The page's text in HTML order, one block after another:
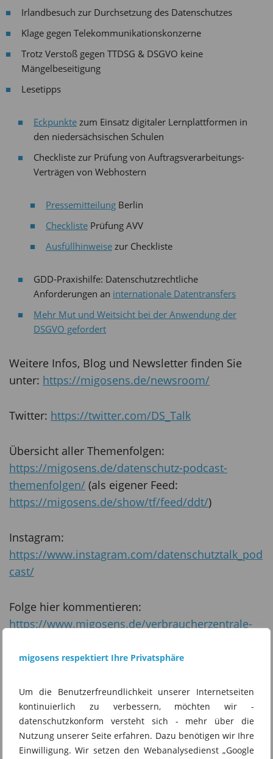
migosens respektiert Ihre Privatsphäre
Um die Benutzerfreundlichkeit unserer Internetseiten
kontinuierlich zu verbessern, möchten wir -
datenschutzkonform versteht sich - mehr über die
Nutzung unserer Seite erfahren. Dazu benötigen wir Ihre
Einwilligung. Wir setzen den Webanalysedienst „Google
Irlandbesuch zur Durchsetzung des Datenschutzes
Klage gegen Telekommunikationskonzerne
Trotz Verstoß gegen TTDSG & DSGVO keine
Mängelbeseitigung
Lesetipps
Eckpunkte zum Einsatz digitaler Lernplattformen in
den niedersächsischen Schulen
Checkliste zur Prüfung von Auftragsverarbeitungs-
Verträgen von Webhostern
Pressemitteilung Berlin
Checkliste Prüfung AVV
Ausfüllhinweise zur Checkliste
GDD-Praxishilfe: Datenschutzrechtliche
Anforderungen an internationale Datentransfers
Mehr Mut und Weitsicht bei der Anwendung der
DSGVO gefordert
Weitere Infos, Blog und Newsletter finden Sie
unter: https://migosens.de/newsroom/
Twitter: https://twitter.com/DS_Talk
Übersicht aller Themenfolgen:
https://migosens.de/datenschutz-podcast-
themenfolgen/ (als eigener Feed:
https://migosens.de/show/tf/feed/ddt/)
Instagram:
https://www.instagram.com/datenschutztalk_pod
cast/
Folge hier kommentieren:
https://www.migosens.de/verbraucherzentrale-
Schreibe einen Kommentar
Deine E-Mail-Adresse wird nicht veröffentlicht.
Erforderliche Felder sind mit*markiert